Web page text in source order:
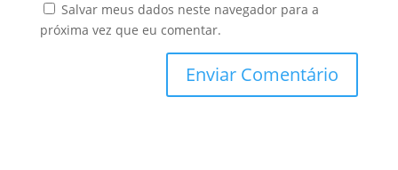
Salvar meus dados neste navegador para a
próxima vez que eu comentar.